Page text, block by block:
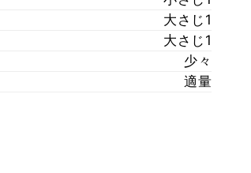
大さじ1
大さじ1
少々
適量